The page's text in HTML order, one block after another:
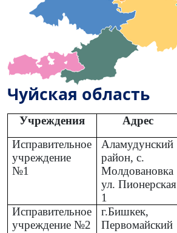
Чуйская область
Учреждения Адрес
Исправительное
учреждение
№1
Аламудунский
район, с.
Молдовановка
ул. Пионерская
1
Исправительное
учреждение №2
г.Бишкек,
Первомайский